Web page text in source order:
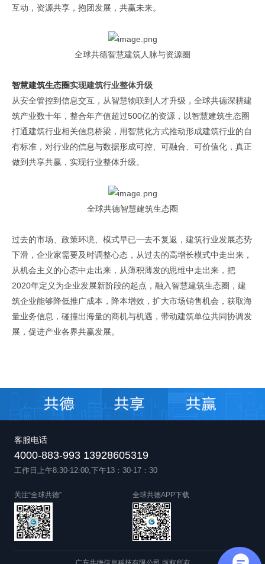
互动，资源共享，抱团发展，共赢未来。
全球共德智慧建筑人脉与资源圈
智慧建筑生态圈实现建筑行业整体升级
从安全管控到信息交互，从智慧物联到人才升级，全球共德深耕建
筑产业数十年，整合年产值超过500亿的资源，以智慧建筑生态圈
打通建筑行业相关信息桥梁，用智慧化方式推动形成建筑行业的自
有标准，对行业的信息与数据形成可控、可融合、可价值化，真正
做到共享共赢，实现行业整体升级。
全球共德智慧建筑生态圈
过去的市场、政策环境、模式早已一去不复返，建筑行业发展态势
下滑，企业家需要及时调整心态，从过去的高增长模式中走出来，
从机会主义的心态中走出来，从薄积薄发的思维中走出来，把
2020年定义为企业发展新阶段的起点，融入智慧建筑生态圈，建
筑企业能够降低推广成本，降本增效，扩大市场销售机会，获取海
量业务信息，碰撞出海量的商机与机遇，带动建筑单位共同协调发
展，促进产业各界共赢发展。
客服电话
4000-883-993 13928605319
工作日上午8:30-12:00,下午13：30-17：30
关注“全球共德” 全球共德APP下载